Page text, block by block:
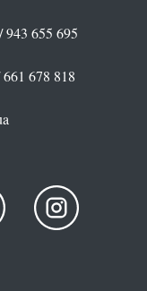
/ 943 655 695
678 818